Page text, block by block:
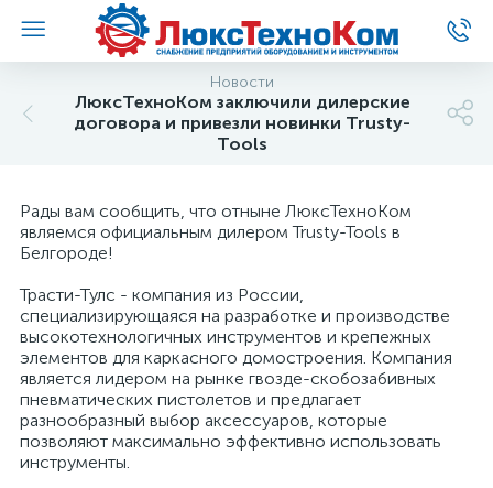
Новости
ЛюксТехноКом заключили дилерские
договора и привезли новинки Trusty-
Tools
Рады вам сообщить, что отныне ЛюксТехноКом
являемся официальным дилером Trusty-Tools в
Белгороде!
Трасти-Тулс - компания из России,
специализирующаяся на разработке и производстве
высокотехнологичных инструментов и крепежных
элементов для каркасного домостроения. Компания
является лидером на рынке гвозде-скобозабивных
пневматических пистолетов и предлагает
разнообразный выбор аксессуаров, которые
позволяют максимально эффективно использовать
инструменты.